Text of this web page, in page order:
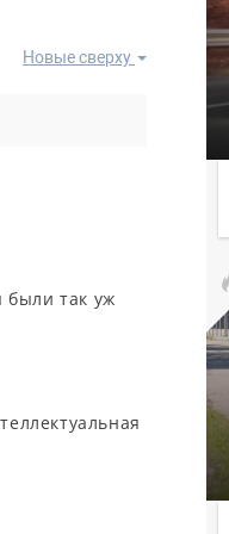
Новые сверху
были так уж